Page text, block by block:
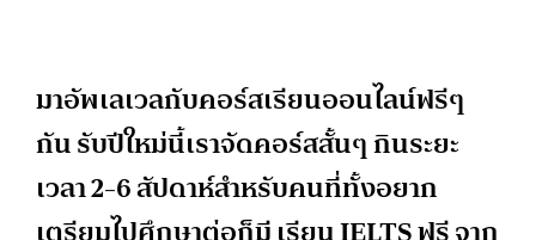
มาอัพเลเวลกับคอร์สเรียนออนไลน์ฟรีๆ
กัน รับปีใหม่นี้เราจัดคอร์สสั้นๆ กินระยะ
เวลา 2-6 สัปดาห์สำหรับคนที่ทั้งอยาก